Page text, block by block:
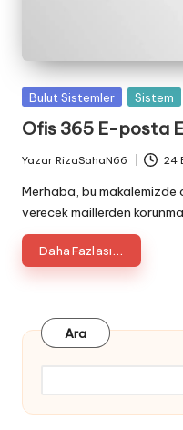
Posted
Bulut Sistemler Sistem
Ofis 365 E-posta
Posted
by
Yazar RizaSahaN66 24
Merhaba, bu makalemizde
verecek maillerden
Daha Fazlası...
Ara